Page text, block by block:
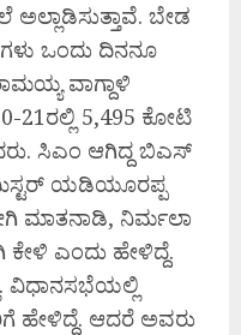
ಬೇಡ
ಒಂದು ದಿನನೂ
ವಾಗ್ದಾಳಿ
21ರಲ್ಲಿ 5,495 ಕೋಟಿ
ಸಿಎಂ ಆಗಿದ್ದ ಬಿಎಸ್
ಯಡಿಯೂರಪ್ಪ
ಮಾತನಾಡಿ, ನಿರ್ಮಲಾ
ಎಂದು ಹೇಳಿದ್ದೆ.
ವಿಧಾನಸಭೆಯಲ್ಲಿ
ಆದರೆ ಅವರು